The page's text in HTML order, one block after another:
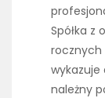
Spółka z
rocznych
należny